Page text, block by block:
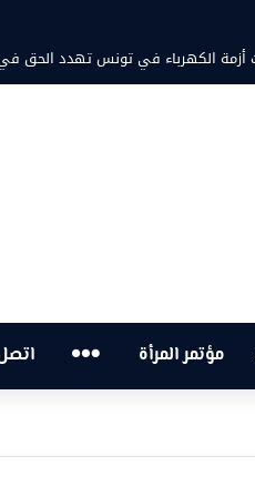
فاطمة الزامل: عزف على أوتار الحنين
مؤتمر المرأة …